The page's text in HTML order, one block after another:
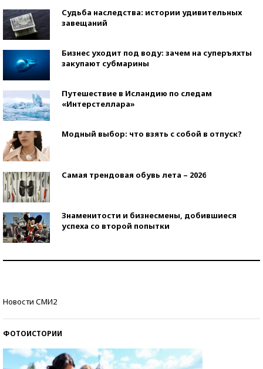
Судьба наследства: истории удивительных
завещаний
Бизнес уходит под воду: зачем на суперъяхты
закупают субмарины
Путешествие в Исландию по следам
«Интерстеллара»
Модный выбор: что взять с собой в отпуск?
Самая трендовая обувь лета – 2026
Знаменитости и бизнесмены, добившиеся
успеха со второй попытки
Новости СМИ2
ФОТОИСТОРИИ